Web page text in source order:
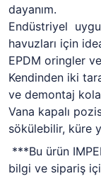
dayanım.
Endüstriyel
havuzları için
EPDM oringler
Kendinden iki
ve demontaj
Vana kapalı
sökülebilir, küre
***Bu ürün
bilgi ve sipariş